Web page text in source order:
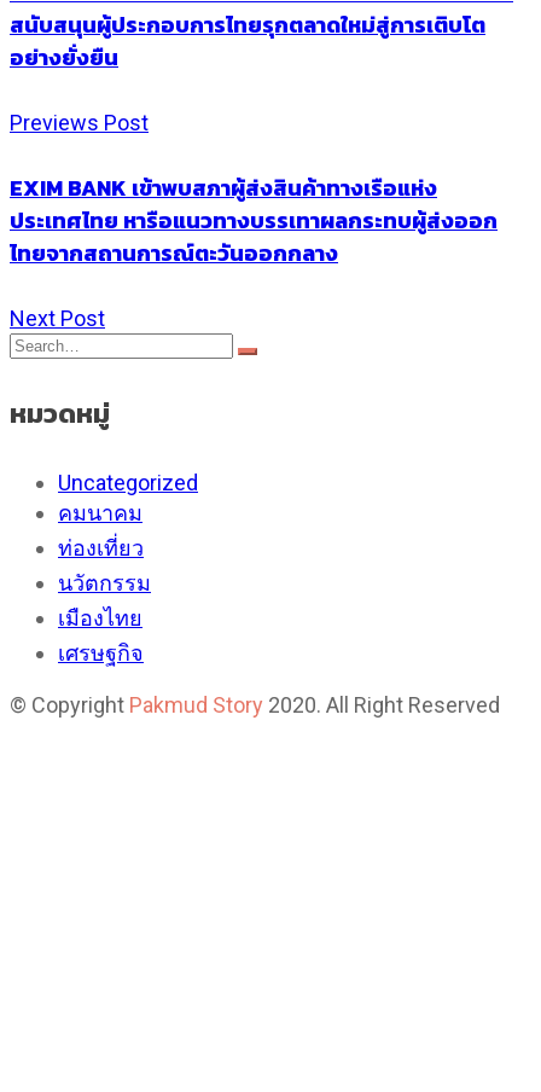
สนับสนุนผู้ประกอบการไทยรุกตลาดใหม่สู่การเติบโต
อย่างยั่งยืน
Previews Post
EXIM BANK เข้าพบสภาผู้ส่งสินค้าทางเรือแห่ง
ประเทศไทย หารือแนวทางบรรเทาผลกระทบผู้ส่งออก
ไทยจากสถานการณ์ตะวันออกกลาง
Next Post
หมวดหมู่
Uncategorized
คมนาคม
ท่องเที่ยว
นวัตกรรม
เมืองไทย
เศรษฐกิจ
© Copyright Pakmud Story 2020. All Right Reserved